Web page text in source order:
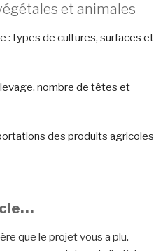
et animales
: types de cultures, surfaces et
nombre de têtes et
des produits agricoles
que le projet vous a plu.